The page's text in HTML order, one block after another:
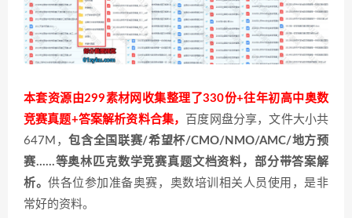
本套资源由299素材网收集整理了330份+往年初高中奥数
竞赛真题+答案解析资料合集，
百度网盘分享，文件大小共
647M，包含全国联赛/希望杯/CMO/NMO/AMC/地方预
赛……等奥林匹克数学竞赛真题文档资料，部分带答案解
析。供各位参加准备奥赛，奥数培训相关人员使用，是非
常好的资料。